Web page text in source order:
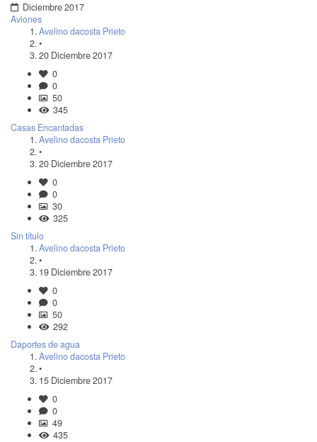
Diciembre 2017
Aviones
Avelino dacosta Prieto
•
20 Diciembre 2017
0
0
50
345
Casas Encantadas
Avelino dacosta Prieto
•
20 Diciembre 2017
0
0
30
325
Sin título
Avelino dacosta Prieto
•
19 Diciembre 2017
0
0
50
292
Daportes de agua
Avelino dacosta Prieto
•
15 Diciembre 2017
0
0
49
435